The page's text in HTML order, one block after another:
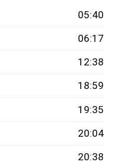
05:40
06:17
12:38
18:59
19:35
20:04
20:38